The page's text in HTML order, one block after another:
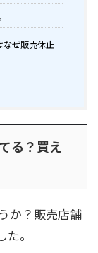
なぜ販売休止
る？買え
か？販売店舗
。